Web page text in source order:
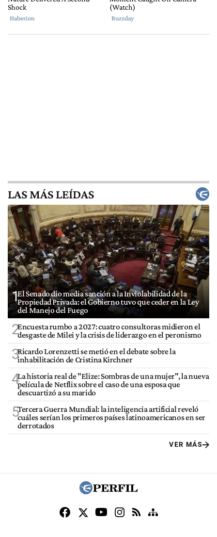
LAS MÁS LEÍDAS
1El Senado dio media sanción a la Inviolabilidad de la
Propiedad Privada: el Gobierno tuvo que ceder en la Ley
del Manejo del Fuego
2Encuesta rumbo a 2027: cuatro consultoras midieron el
desgaste de Milei y la crisis de liderazgo en el peronismo
3Ricardo Lorenzetti se metió en el debate sobre la
inhabilitación de Cristina Kirchner
4La historia real de "Elize: Sombras de una mujer", la nueva
película de Netflix sobre el caso de una esposa que
descuartizó a su marido
5Tercera Guerra Mundial: la inteligencia artificial reveló
cuáles serían los primeros países latinoamericanos en ser
derrotados
VER MÁS